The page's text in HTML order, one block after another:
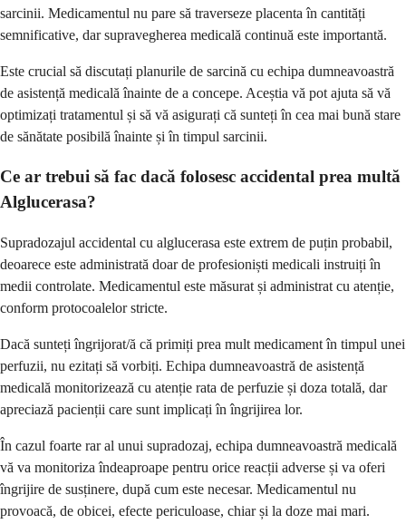
sarcinii. Medicamentul nu pare să traverseze placenta în cantități
semnificative, dar supravegherea medicală continuă este importantă.
Este crucial să discutați planurile de sarcină cu echipa dumneavoastră
de asistență medicală înainte de a concepe. Aceștia vă pot ajuta să vă
optimizați tratamentul și să vă asigurați că sunteți în cea mai bună stare
de sănătate posibilă înainte și în timpul sarcinii.
Ce ar trebui să fac dacă folosesc accidental prea multă
Alglucerasa?
Supradozajul accidental cu alglucerasa este extrem de puțin probabil,
deoarece este administrată doar de profesioniști medicali instruiți în
medii controlate. Medicamentul este măsurat și administrat cu atenție,
conform protocoalelor stricte.
Dacă sunteți îngrijorat/ă că primiți prea mult medicament în timpul unei
perfuzii, nu ezitați să vorbiți. Echipa dumneavoastră de asistență
medicală monitorizează cu atenție rata de perfuzie și doza totală, dar
apreciază pacienții care sunt implicați în îngrijirea lor.
În cazul foarte rar al unui supradozaj, echipa dumneavoastră medicală
vă va monitoriza îndeaproape pentru orice reacții adverse și va oferi
îngrijire de susținere, după cum este necesar. Medicamentul nu
provoacă, de obicei, efecte periculoase, chiar și la doze mai mari.